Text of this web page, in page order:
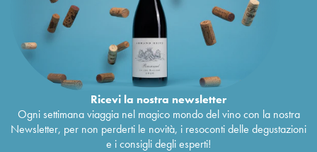
Ricevi la nostra newsletter
Ogni settimana viaggia nel magico mondo del vino con la nostra
Newsletter, per non perderti le novità, i resoconti delle degustazioni
e i consigli degli esperti!